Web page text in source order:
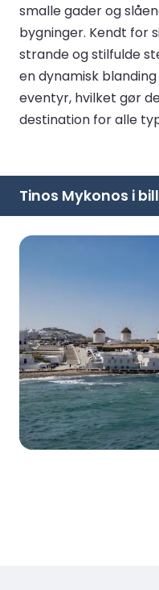
smalle gader og
bygninger. Kendt for
strande og stilfulde
en dynamisk
eventyr, hvilket gør
destination for alle
Tinos Mykonos i